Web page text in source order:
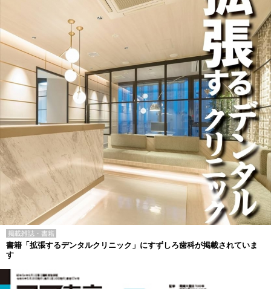
掲載雑誌・書籍
書籍「拡張するデンタルクリニック」にすずしろ歯科が掲載されていま
す